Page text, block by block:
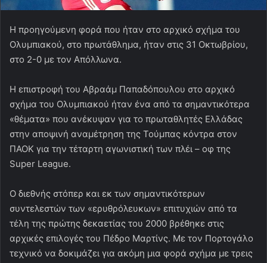
Η προηγούμενη φορά που ήταν στο αρχικό σχήμα του
Ολυμπιακού, στο πρωτάθλημα, ήταν στις 31 Οκτωβρίου,
στο 2-0 με τον Απόλλωνα.
Η επιστροφή του Αβραάμ Παπαδόπουλου στο αρχικό
σχήμα του Ολυμπιακού ήταν ένα από τα σημαντικότερα
«θέματα» που ανέκυψαν για το πρωταθλητές Ελλάδας
στην αποψινή αναμέτρηση της Τούμπας κόντρα στον
ΠΑΟΚ για την τέταρτη αγωνιστική των πλέι – οφ της
Super League.
Ο διεθνής στόπερ και εκ των σημαντικότερων
συντελεστών των «ερυθρόλευκων» επιτυχιών από τα
τέλη της πρώτης δεκαετίας του 2000 βρέθηκε στις
αρχικές επιλογές του Πέδρο Μαρτίνς. Με τον Πορτογάλο
τεχνικό να δοκιμάζει για ακόμη μια φορά σχήμα με τρεις